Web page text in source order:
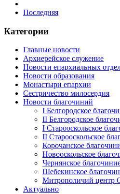
Последняя
Категории
Главные новости
Архиерейское служение
Новости епархиальных
Новости образования
Монастыри епархии
Сестричество милосердия
Новости благочиний
I Белгородское
II Белгородское
I Старооскольское
II Старооскольское
Корочанское
Новооскольское
Чернянское
Шебекинское
Митрополичий центр
Актуально